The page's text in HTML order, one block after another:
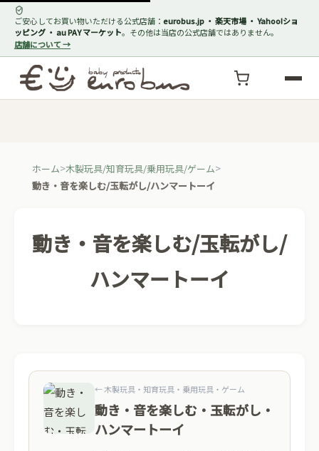
ご安心してお買い物いただける公式店舗： eurobus.jp ・ 楽天市場 ・ Yahoo!ショ
ッピング ・ au PAY マーケット。その他は当店の公式店舗ではありません。
店舗について →
ホーム 木製玩具/知育玩具/乗用玩具/ゲーム
動き・音を楽しむ/玉転がし/ハンマートーイ
動き・音を楽しむ/玉転がし/
ハンマートーイ
← 木製玩具・知育玩具・乗用玩具・ゲーム
動き・音を楽しむ・玉転がし・
ハンマートーイ